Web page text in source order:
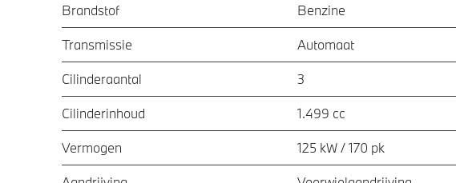
Brandstof Benzine
Transmissie Automaat
Cilinderaantal 3
Cilinderinhoud 1.499 cc
Vermogen 125 kW / 170 pk